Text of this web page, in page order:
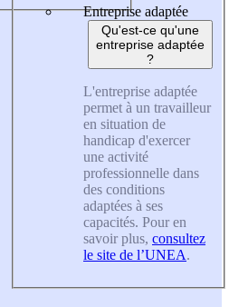
Entreprise adaptée
Qu'est-ce qu'une
entreprise adaptée
?
L'entreprise adaptée
permet à un travailleur
en situation de
handicap d'exercer
une activité
professionnelle dans
des conditions
adaptées à ses
capacités. Pour en
savoir plus, consultez
le site de l’UNEA.